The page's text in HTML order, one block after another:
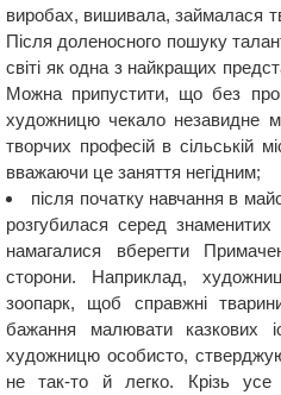
виробах, вишивала, займалася
Після доленосного пошуку
світі як одна з найкращих
Можна припустити, що без
художницю чекало незавидне
творчих професій в сільській
вважаючи це заняття негідним;
після початку навчання в
розгубилася серед знаменитих
намагалися вберегти
сторони. Наприклад,
зоопарк, щоб справжні
бажання малювати казкових
художницю особисто,
не так-то й легко. Крізь